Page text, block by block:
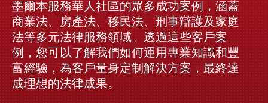
墨爾本服務華人社區的眾多成功案例，涵蓋
商業法、房產法、移民法、刑事辯護及家庭
法等多元法律服務領域。透過這些客戶案
例，您可以了解我們如何運用專業知識和豐
富經驗，為客戶量身定制解決方案，最終達
成理想的法律成果。